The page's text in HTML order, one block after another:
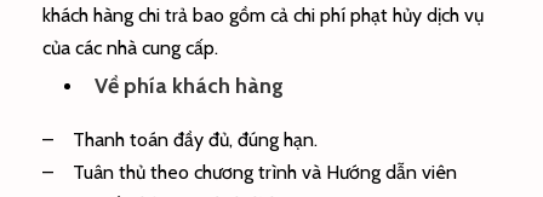
khách hàng chi trả bao gồm cả chi phí phạt hủy dịch vụ
của các nhà cung cấp.
Về phía khách hàng
– Thanh toán đầy đủ, đúng hạn.
– Tuân thủ theo chương trình và Hướng dẫn viên